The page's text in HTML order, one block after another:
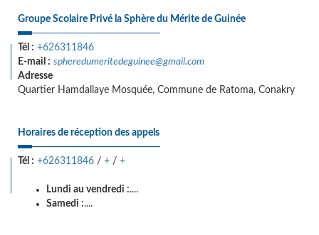
Groupe Scolaire Privé la Sphère du Mérite de Guinée
Tél : +626311846
E-mail : spheredumeritedeguinee@gmail.com
Adresse
Quartier Hamdallaye Mosquée, Commune de Ratoma, Conakry
Horaires de réception des appels
Tél : +626311846 / + / +
Lundi au vendredi :....
Samedi :....